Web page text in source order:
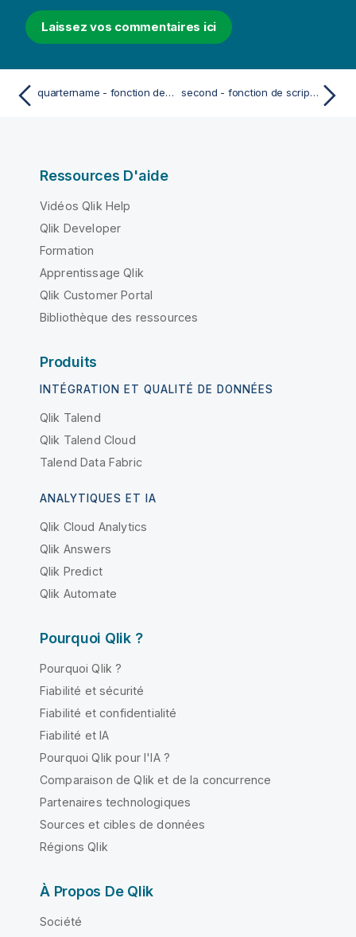
Laissez vos commentaires ici
quartername - fonction de script et fonction de graphique second - fonction de script et fonction de graphique
Ressources D'aide
Vidéos Qlik Help
Qlik Developer
Formation
Apprentissage Qlik
Qlik Customer Portal
Bibliothèque des ressources
Produits
INTÉGRATION ET QUALITÉ DE DONNÉES
Qlik Talend
Qlik Talend Cloud
Talend Data Fabric
ANALYTIQUES ET IA
Qlik Cloud Analytics
Qlik Answers
Qlik Predict
Qlik Automate
Pourquoi Qlik ?
Pourquoi Qlik ?
Fiabilité et sécurité
Fiabilité et confidentialité
Fiabilité et IA
Pourquoi Qlik pour l'IA ?
Comparaison de Qlik et de la concurrence
Partenaires technologiques
Sources et cibles de données
Régions Qlik
À Propos De Qlik
Société